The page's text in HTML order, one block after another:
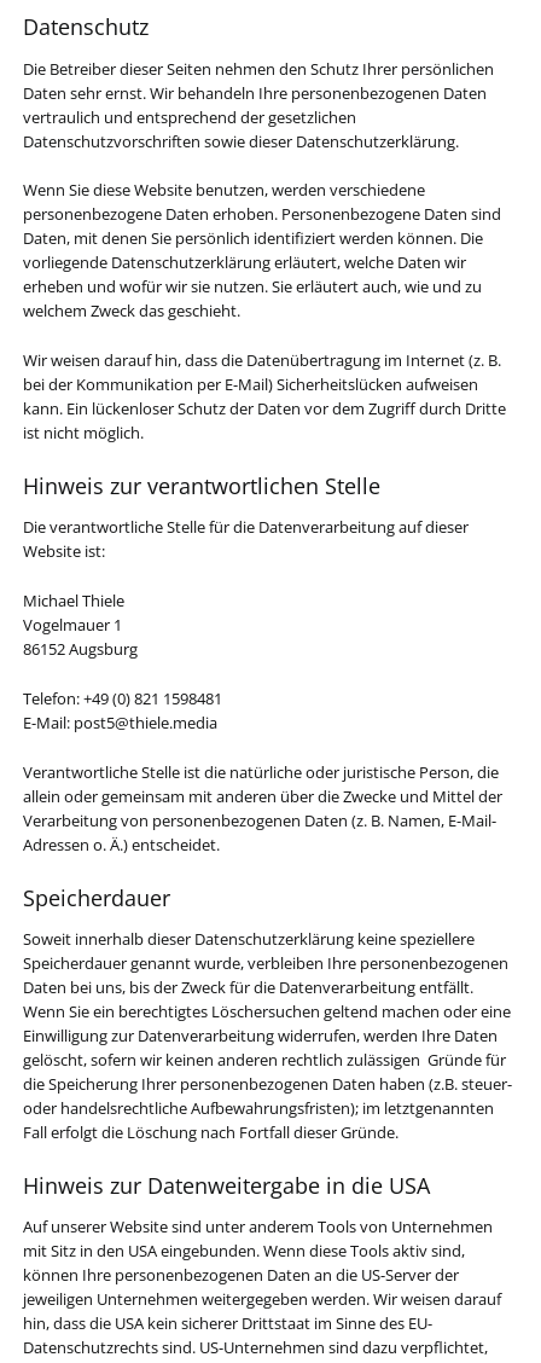
Datenschutz
Die Betreiber dieser Seiten nehmen den Schutz Ihrer persönlichen
Daten sehr ernst. Wir behandeln Ihre personenbezogenen Daten
vertraulich und entsprechend der gesetzlichen
Datenschutzvorschriften sowie dieser Datenschutzerklärung.
Wenn Sie diese Website benutzen, werden verschiedene
personenbezogene Daten erhoben. Personenbezogene Daten sind
Daten, mit denen Sie persönlich identifiziert werden können. Die
vorliegende Datenschutzerklärung erläutert, welche Daten wir
erheben und wofür wir sie nutzen. Sie erläutert auch, wie und zu
welchem Zweck das geschieht.
Wir weisen darauf hin, dass die Datenübertragung im Internet (z. B.
bei der Kommunikation per E-Mail) Sicherheitslücken aufweisen
kann. Ein lückenloser Schutz der Daten vor dem Zugriff durch Dritte
ist nicht möglich.
Hinweis zur verantwortlichen Stelle
Die verantwortliche Stelle für die Datenverarbeitung auf dieser
Website ist:
Michael Thiele
Vogelmauer 1
86152 Augsburg
Telefon: +49 (0) 821 1598481
E-Mail: post5@thiele.media
Verantwortliche Stelle ist die natürliche oder juristische Person, die
allein oder gemeinsam mit anderen über die Zwecke und Mittel der
Verarbeitung von personenbezogenen Daten (z. B. Namen, E-Mail-
Adressen o. Ä.) entscheidet.
Speicherdauer
Soweit innerhalb dieser Datenschutzerklärung keine speziellere
Speicherdauer genannt wurde, verbleiben Ihre personenbezogenen
Daten bei uns, bis der Zweck für die Datenverarbeitung entfällt.
Wenn Sie ein berechtigtes Löschersuchen geltend machen oder eine
Einwilligung zur Datenverarbeitung widerrufen, werden Ihre Daten
gelöscht, sofern wir keinen anderen rechtlich zulässigen Gründe für
die Speicherung Ihrer personenbezogenen Daten haben (z.B. steuer-
oder handelsrechtliche Aufbewahrungsfristen); im letztgenannten
Fall erfolgt die Löschung nach Fortfall dieser Gründe.
Hinweis zur Datenweitergabe in die USA
Auf unserer Website sind unter anderem Tools von Unternehmen
mit Sitz in den USA eingebunden. Wenn diese Tools aktiv sind,
können Ihre personenbezogenen Daten an die US-Server der
jeweiligen Unternehmen weitergegeben werden. Wir weisen darauf
hin, dass die USA kein sicherer Drittstaat im Sinne des EU-
Datenschutzrechts sind. US-Unternehmen sind dazu verpflichtet,